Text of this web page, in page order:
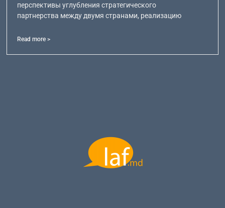
перспективы углубления стратегического
партнерства между двумя странами, реализацию
Read more >